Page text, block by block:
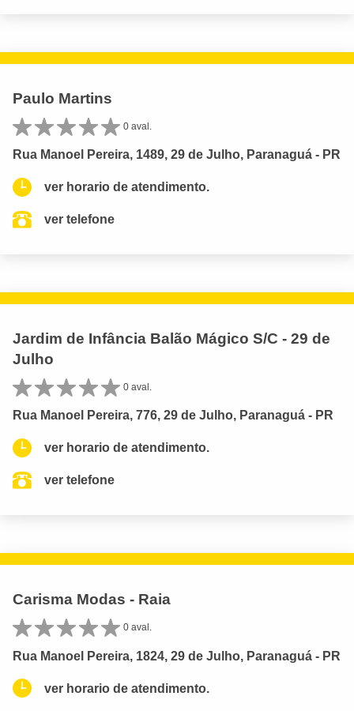
Paulo Martins
0 aval.
Rua Manoel Pereira, 1489, 29 de Julho, Paranaguá - PR
ver horario de atendimento.
ver telefone
Jardim de Infância Balão Mágico S/C - 29 de
Julho
0 aval.
Rua Manoel Pereira, 776, 29 de Julho, Paranaguá - PR
ver horario de atendimento.
ver telefone
Carisma Modas - Raia
0 aval.
Rua Manoel Pereira, 1824, 29 de Julho, Paranaguá - PR
ver horario de atendimento.